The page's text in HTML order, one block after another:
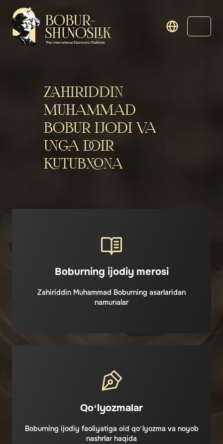
ZAHIRIDDIN
MUHAMMAD
BOBUR IJODI VA
UNGA DOIR
KUTUBXONA
Boburning ijodiy merosi
Zahiriddin Muhammad Boburning asarlaridan
namunalar
Qo‘lyozmalar
Boburning ijodiy faoliyatiga oid qo‘lyozma va noyob
nashrlar haqida